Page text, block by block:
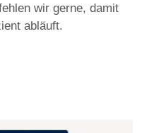
wir gerne, damit
abläuft.